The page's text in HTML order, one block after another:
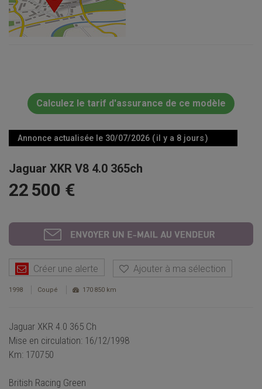
Calculez le tarif d'assurance de ce modèle
Annonce actualisée le 30/07/2026 ( il y a 8 jours )
Jaguar XKR V8 4.0 365ch
22 500 €
Créer une alerte Ajouter à ma sélection
1998 Coupé 170 850 km
Jaguar XKR 4.0 365 Ch
Mise en circulation: 16/12/1998
Km: 170750
British Racing Green